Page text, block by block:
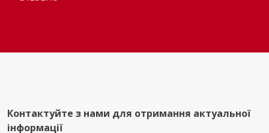
Контактуйте з нами для отримання актуальної
інформації